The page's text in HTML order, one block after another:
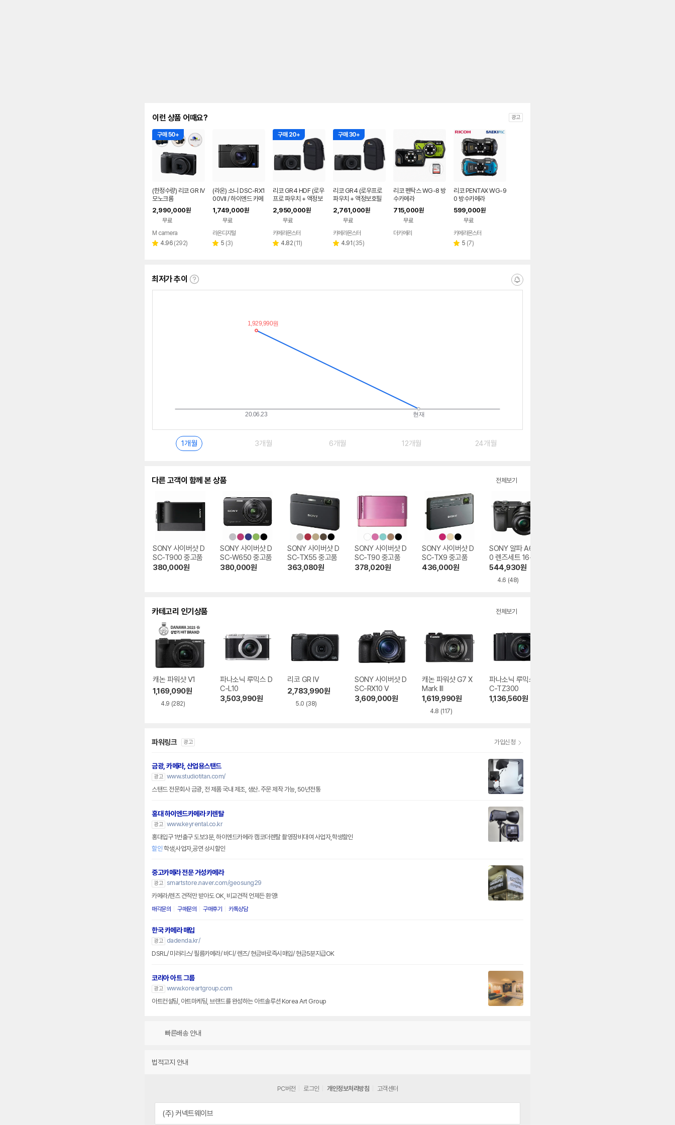
이런 상품 어때요? 광고
구매 50+
(한정수량) 리코 GR IV
모노크롬
2,990,000원
무료
페이
M camera
별 4.96 리
(292)
(라온) 소니 DSC-RX1
00VII / 하이엔드 카메
라 새상품 RX100M7
1,749,000원
무료
라온디지털
별 5 리
(3)
구매 20+
리코 GR4 HDF (로우
프로 파우치 + 액정보
호필름+ 리더기 포함)
2,950,000원
무료
카메라몬스터
별 4.82 리
(11)
구매 30+
리코 GR4 (로우프로
파우치 + 액정보호필
름+ 리더기 포함)
2,761,000원
무료
페이
카메라몬스터
별 4.91 리
(35)
리코 펜탁스 WG-8 방
수카메라
715,000원
무료
더카메라
리코 PENTAX WG-9
0 방수카메라
599,000원
무료
카메라몬스터
별 5 리
(7)
최저가 추이
최
알
1개월 3개월 6개월 12개월 24개월
다른 고객이 함께 본 상품 전체보기
SONY 사이버샷 D
SC-T900 중고품
380,000원
SONY 사이버샷 D
SC-W650 중고품
380,000원
SONY 사이버샷 D
SC-TX55 중고품
363,080원
SONY 사이버샷 D
SC-T90 중고품
378,020원
SONY 사이버샷 D
SC-TX9 중고품
436,000원
SONY 알파 A600
0 렌즈세트 16-50
mm F3.5-5.6, 중
고품
544,930원
4.6 (48)
카테고리 인기상품 전체보기
캐논 파워샷 V1
1,169,090원
4.9 (282)
파나소닉 루믹스 D
C-L10
3,503,990원
리코 GR IV
2,783,990원
5.0 (38)
SONY 사이버샷 D
SC-RX10 V
3,609,000원
캐논 파워샷 G7 X
Mark III
1,619,990원
4.8 (117)
파나소닉 루믹스 D
C-TZ300
1,136,560원
파워링크 광고 가입신청
금광, 카메라, 산업용스탠드
광고 www.studiotitan.com/
스탠드 전문회사 금광, 전 제품 국내 제조, 생산. 주문 제작 가능, 50년전통
홍대 하이엔드카메라 키렌탈
광고 www.keyrental.co.kr
홍대입구 1번출구 도보3분, 하이엔드카메라 캠코더렌탈 촬영장비대여 사업자,학생할인
할인 학생,사업자,공연 상시할인
중고카메라 전문 거성카메라
광고 smartstore.naver.com/geosung29
카메라/렌즈 견적만 받아도 OK, 비교견적 언제든 환영!
매각문의 구매문의 구매후기 카톡상담
한국 카메라 매입
광고
dadenda.kr/
DSRL/ 미러리스/ 필름카메라/ 바디/ 렌즈/ 현금바로즉시매입/ 현금5분지급OK
코리아 아트 그룹
광고 www.koreartgroup.com
아트컨설팅, 아트마케팅, 브랜드를 완성하는 아트솔루션 Korea Art Group
빠른배송 안내
법적고지 안내
PC버전 로그인 개인정보처리방침 고객센터
(주) 커넥트웨이브